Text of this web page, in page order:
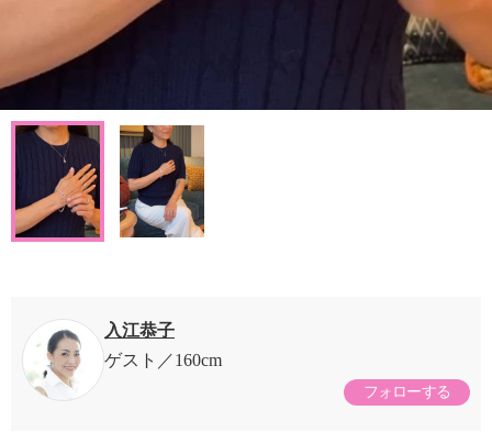
入江恭子
ゲスト
160cm
フォローする